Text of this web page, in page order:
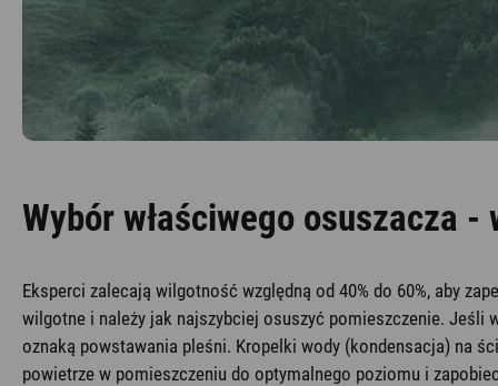
Wybór właściwego osuszacza
Eksperci zalecają wilgotność względną od 40% do 60%, aby
wilgotne i należy jak najszybciej osuszyć pomieszczenie. Jeśli
oznaką powstawania pleśni. Kropelki wody (kondensacja) na
powietrze w pomieszczeniu do optymalnego poziomu i